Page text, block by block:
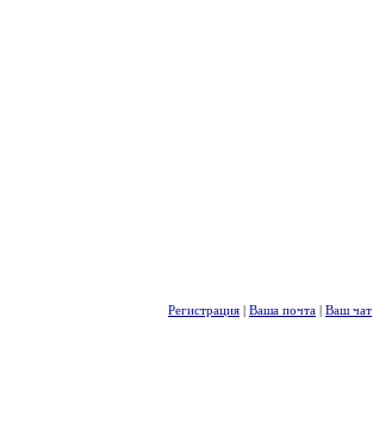
Регистрация | Ваша почта | Ваш чат